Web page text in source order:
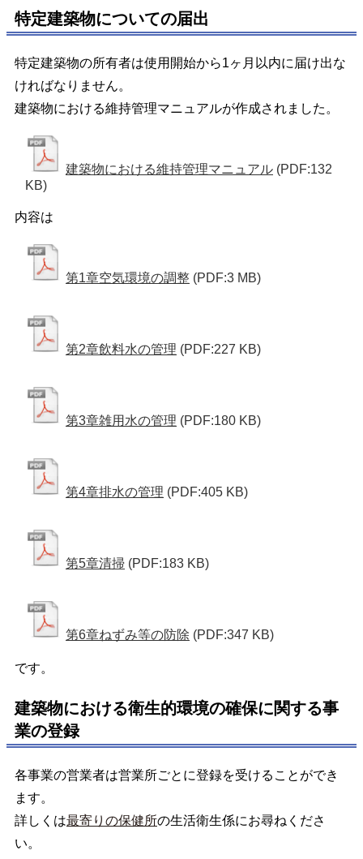
特定建築物についての届出
特定建築物の所有者は使用開始から1ヶ月以内に届け出な
ければなりません。
建築物における維持管理マニュアルが作成されました。
建築物における維持管理マニュアル (PDF:132
KB)
内容は
第1章空気環境の調整 (PDF:3 MB)
第2章飲料水の管理 (PDF:227 KB)
第3章雑用水の管理 (PDF:180 KB)
第4章排水の管理 (PDF:405 KB)
第5章清掃 (PDF:183 KB)
第6章ねずみ等の防除 (PDF:347 KB)
です。
建築物における衛生的環境の確保に関する事
業の登録
各事業の営業者は営業所ごとに登録を受けることができ
ます。
詳しくは最寄りの保健所の生活衛生係にお尋ねくださ
い。